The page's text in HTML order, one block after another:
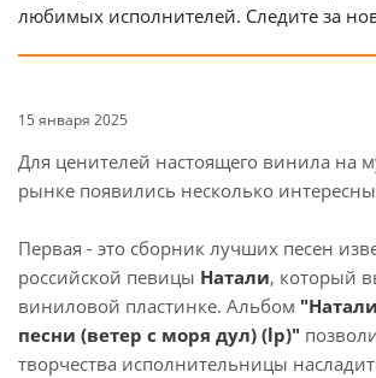
любимых исполнителей. Следите за
15 января 2025
Для ценителей настоящего винила на
рынке появились несколько
Первая - это сборник лучших песен
российской певицы Натали, который
виниловой пластинке. Альбом
песни (ветер с моря дул) (lp)"
творчества исполнительницы